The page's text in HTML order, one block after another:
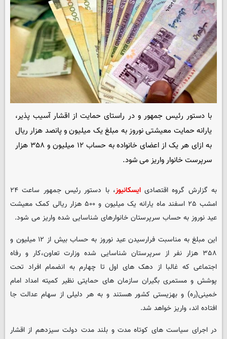
با دستور رئیس جمهور و در راستای حمایت از اقشار آسیب پذیر،
یارانه حمایت معیشتی نوروز به مبلغ یک میلیون و پانصد هزار ریال
به ازای هر یک از اعضای خانواده به حساب ۱۲ میلیون و ۳۵۸ هزار
سرپرست خانوار واریز می شود.
به گزارش گروه اقتصادیایسکانیوز
، با دستور رئیس جمهور ساعت ۲۴
امشب ۲۵ اسفند ماه یارانه یک میلیون و ۵۰۰ هزار ریالی کمک معیشت
عید نوروز به حساب سرپرستان خانوارهای شناسایی شده واریز می شود.
این مبلغ به مناسبت فرارسیدن عید نوروز به حساب بیش از ۱۲ میلیون و
۳۵۸ هزار نفر از سرپرستان شناسایی شده وزارت تعاون،کار و رفاه
اجتماعی که غالبا از دهک های اول تا چهارم به انضمام افراد تحت
پوشش و مستمری بگیران سازمان های حمایتی نظیر کمیته امداد امام
خمینی(ره) و بهزیستی کشور هستند و به هر دلیلی از سهام عدالت جا
افتاده اند، واریز خواهد شد.
در اجرای سیاست های کوتاه مدت و بلند مدت دولت سیزدهم از اقشار